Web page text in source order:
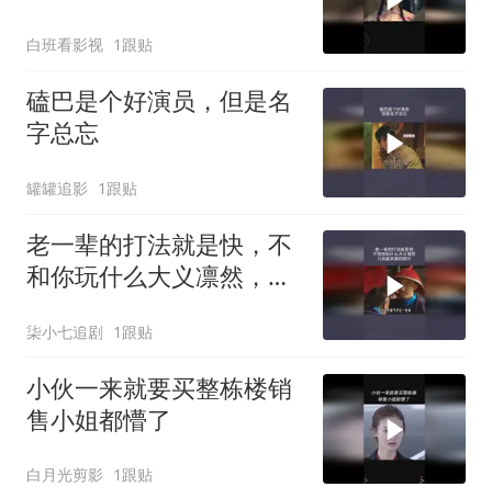
白班看影视 1跟贴
磕巴是个好演员，但是名
字总忘
罐罐追影 1跟贴
老一辈的打法就是快，不
和你玩什么大义凛然，只
柒小七追剧 1跟贴
小伙一来就要买整栋楼销
售小姐都懵了
白月光剪影 1跟贴